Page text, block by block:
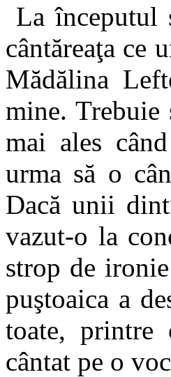
La începutul
cântăreaţa ce
Mădălina
mine. Trebuie
mai ales
urma să o
Dacă unii
vazut-o la
strop de
puştoaica a
toate, printre
cântat pe o